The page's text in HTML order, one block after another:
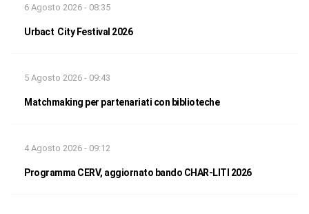
6 Agosto 2026 - 08:35
Urbact City Festival 2026
5 Agosto 2026 - 09:43
Matchmaking per partenariati con biblioteche
4 Agosto 2026 - 09:12
Programma CERV, aggiornato bando CHAR-LITI 2026